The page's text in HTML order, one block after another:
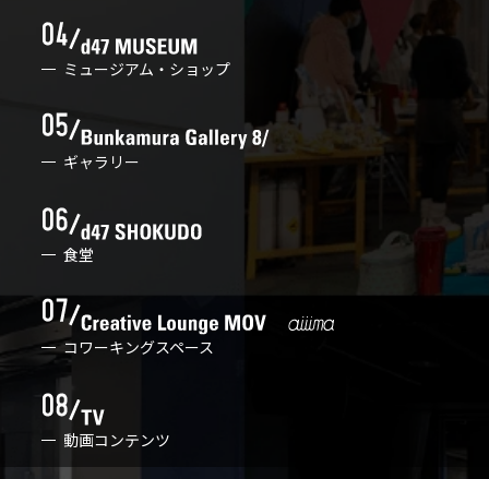
ミュージアム・ショップ
ギャラリー
食堂
コワーキングスペース
動画コンテンツ